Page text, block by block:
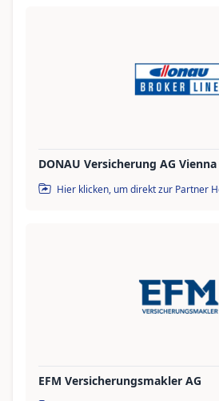
DONAU Versicherung AG
Hier klicken, um direkt zur Partner
EFM Versicherungsmakler AG